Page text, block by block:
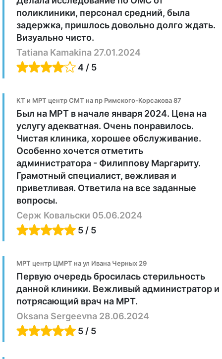
поликлиники, персонал средний, была
задержка, пришлось довольно долго ждать.
Визуально чисто.
Tatiana Kamakina 27.01.2024
4 / 5
КТ и МРТ центр СМТ на пр Римского-Корсакова 87
Был на МРТ в начале января 2024. Цена на
услугу адекватная. Очень понравилось.
Чистая клиника, хорошее обслуживание.
Особенно хочется отметить
администратора - Филиппову Маргариту.
Грамотный специалист, вежливая и
приветливая. Ответила на все заданные
вопросы.
Серж Ковальски 05.06.2024
5 / 5
МРТ центр ЦМРТ на ул Ивана Черных 29
Первую очередь бросилась стерильность
данной клиники. Вежливый администратор и
потрясающий врач на МРТ.
Oksana Sergeevna 28.06.2024
5 / 5